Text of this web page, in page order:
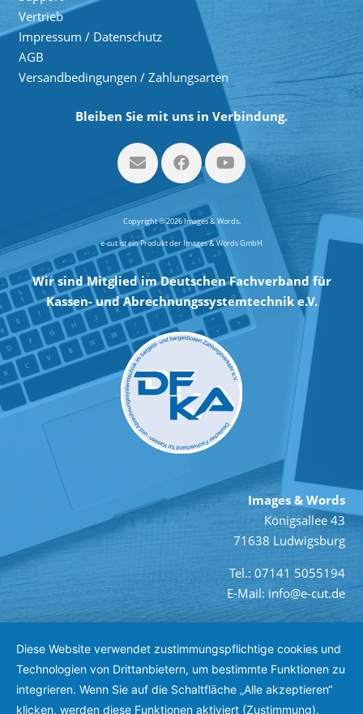
Vertrieb
Impressum / Datenschutz
AGB
Versandbedingungen / Zahlungsarten
Bleiben Sie mit uns in Verbindung.
Copyright © 2026 Images & Words.
e-cut ist ein Produkt der Images & Words GmbH
Wir sind Mitglied im Deutschen Fachverband für
Kassen- und Abrechnungssystemtechnik e.V.
Images & Words
Königsallee 43
71638 Ludwigsburg
Tel.: 07141 5055194
E-Mail: info@e-cut.de
Diese Website verwendet zustimmungspflichtige cookies und
Technologien von Drittanbietern, um bestimmte Funktionen zu
integrieren. Wenn Sie auf die Schaltfläche „Alle akzeptieren“
klicken, werden diese Funktionen aktiviert (Zustimmung).